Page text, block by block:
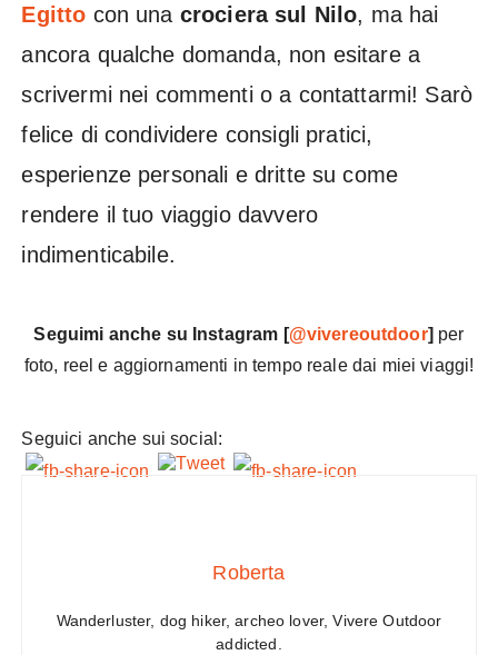
Egitto con una crociera sul Nilo, ma hai
ancora qualche domanda, non esitare a
scrivermi nei commenti o a contattarmi! Sarò
felice di condividere consigli pratici,
esperienze personali e dritte su come
rendere il tuo viaggio davvero
indimenticabile.
Seguimi anche su Instagram [@vivereoutdoor] per
foto, reel e aggiornamenti in tempo reale dai miei viaggi!
Seguici anche sui social:
Roberta
Wanderluster, dog hiker, archeo lover, Vivere Outdoor
addicted.